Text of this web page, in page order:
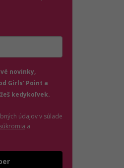
novinky,
Girls' Point a
kedykoľvek.
údajov v súlade
(otvorí sa v novom okne)
a
okne)